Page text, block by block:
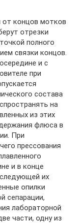
концов мотков
отрезки
полного
связки концов.
и с
при
состава
на
из этих
флюса в
При
прессования
и в конце
их
опилки
сепарации,
лабораторной
части, одну из